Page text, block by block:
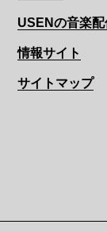
USENの音楽
情報サイト
サイトマップ